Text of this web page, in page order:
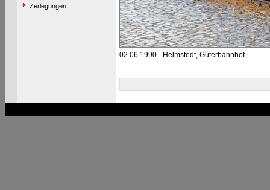
Zerlegungen
02.06.1990 - Helmstedt, Güterbahnhof